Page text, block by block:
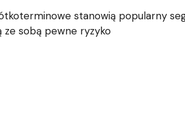
stanowią popularny
ze sobą pewne ryzyko